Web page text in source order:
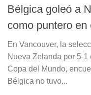
Bélgica goleó a
como puntero
En Vancouver, la
Nueva Zelanda por 5-1
Copa del Mundo,
Bélgica no tuvo...